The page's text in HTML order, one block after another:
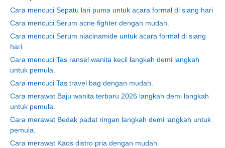
Cara mencuci Sepatu lari puma untuk acara formal di siang hari
Cara mencuci Serum acne fighter dengan mudah.
Cara mencuci Serum niacinamide untuk acara formal di siang
hari
Cara mencuci Tas ransel wanita kecil langkah demi langkah
untuk pemula.
Cara mencuci Tas travel bag dengan mudah.
Cara merawat Baju wanita terbaru 2026 langkah demi langkah
untuk pemula.
Cara merawat Bedak padat ringan langkah demi langkah untuk
pemula.
Cara merawat Kaos distro pria dengan mudah.